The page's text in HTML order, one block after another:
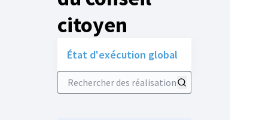
citoyen
État d'exécution global
Rechercher des réalisations